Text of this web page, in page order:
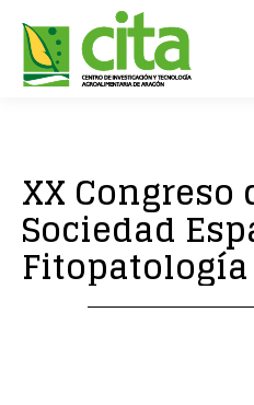
XX Congreso
Sociedad
Fitopatología